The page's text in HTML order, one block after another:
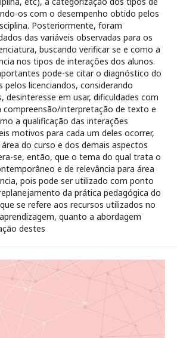
os com o desempenho obtido pelos
Posteriormente, foram
das variáveis observadas para os
buscando verificar se e como a
nos tipos de interações dos alunos.
pode-se citar o diagnóstico do
pelos licenciandos, considerando
desinteresse em usar, dificuldades com
interpretação de texto e
a qualificação das interações
motivos para cada um deles ocorrer,
do curso e dos demais aspectos
se, então, que o tema do qual trata o
e de relevância para área
pois pode ser utilizado com ponto
da prática pedagógica do
se refere aos recursos utilizados no
quanto a abordagem
destes